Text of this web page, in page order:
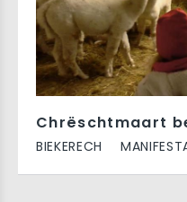
Chrëschtmaart
BIEKERECH